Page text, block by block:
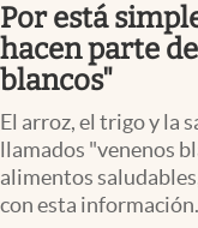
Pc y celular
Vida y estilo
Tv
Clima
Por está
hacen parte
blancos"
El arroz, el trigo y la
llamados "venenos
alimentos
con esta información.